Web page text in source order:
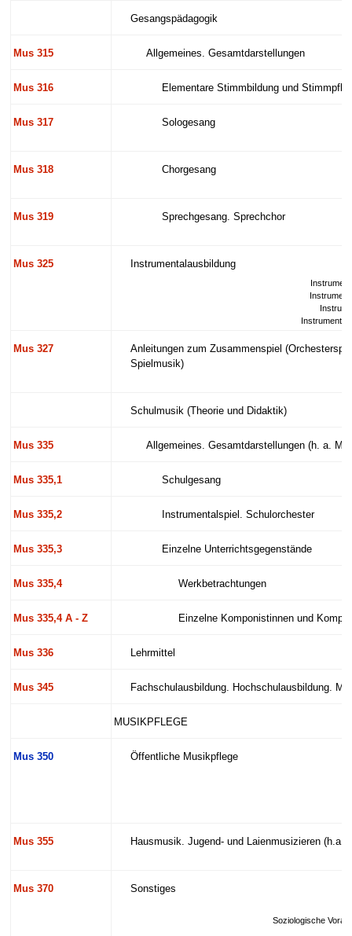
Gesangspädagogik
Mus 315 Allgemeines. Gesamtdarstellungen
Mus 316 Elementare Stimmbildung und
Mus 317 Sologesang
Mus 318 Chorgesang
Mus 319 Sprechgesang. Sprechchor
Mus 325 Instrumentalausbildung
Mus 327
Anleitungen zum Zusammenspiel
Spielmusik)
Schulmusik (Theorie und Didaktik)
Mus 335 Allgemeines. Gesamtdarstellungen (h. a.
Mus 335,1 Schulgesang
Mus 335,2 Instrumentalspiel. Schulorchester
Mus 335,3 Einzelne Unterrichtsgegenstände
Mus 335,4 Werkbetrachtungen
Mus 335,4 A - Z Einzelne Komponistinnen und
Mus 336 Lehrmittel
Mus 345 Fachschulausbildung. Hochschulausbildung.
MUSIKPFLEGE
Mus 350 Öffentliche Musikpflege
Mus 355 Hausmusik. Jugend- und Laienmusizieren (h.a.
Mus 370 Sonstiges
Soziologische